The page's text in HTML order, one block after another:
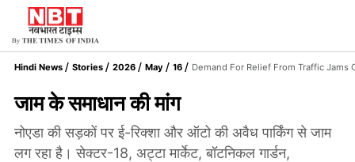
Hindi News Stories 2026 May 16 Demand For Relief From Traffic Jams
जाम के समाधान की मांग
नोएडा की सड़कों पर ई-रिक्शा और ऑटो की अवैध पार्किंग से जाम
लग रहा है। सेक्टर-18, अट्टा मार्केट, बॉटनिकल गार्डन,